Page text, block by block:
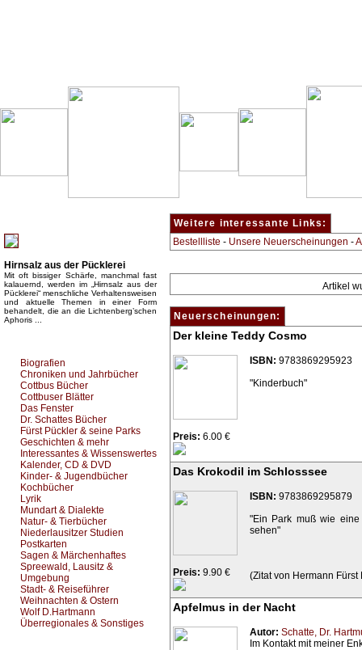
Hirnsalz aus der Pücklerei
Mit oft bissiger Schärfe, manchmal fast
kalauernd, werden im „Hirnsalz aus der
Pücklerei“ menschliche Verhaltensweisen
und aktuelle Themen in einer Form
behandelt, die an die Lichtenberg’schen
Aphoris ...
Biografien
Chroniken und Jahrbücher
Cottbus Bücher
Cottbuser Blätter
Das Fenster
Dr. Schattes Bücher
Fürst Pückler & seine Parks
Geschichten & mehr
Interessantes & Wissenswertes
Kalender, CD & DVD
Kinder- & Jugendbücher
Kochbücher
Lyrik
Mundart & Dialekte
Natur- & Tierbücher
Niederlausitzer Studien
Postkarten
Sagen & Märchenhaftes
Spreewald, Lausitz &
Umgebung
Stadt- & Reiseführer
Weihnachten & Ostern
Wolf D.Hartmann
Überregionales & Sonstiges
Weitere interessante Links:
Bestellliste - Unsere Neuerscheinungen -
Artikel
Neuerscheinungen:
Der kleine Teddy Cosmo
Preis: 6.00 €
ISBN: 9783869295923
"Kinderbuch"
Das Krokodil im Schlosssee
Preis: 9.90 €
ISBN: 9783869295879
"Ein Park muß wie
sehen"
(Zitat von Hermann Fürst
Apfelmus in der Nacht
Autor: Schatte, Dr.
Im Kontakt mit meiner